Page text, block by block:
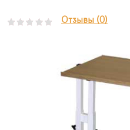
Отзывы (0)